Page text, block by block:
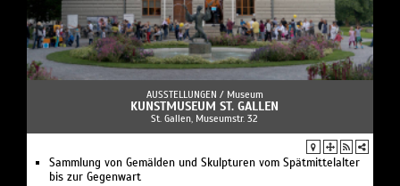
AUSSTELLUNGEN / Museum
KUNSTMUSEUM ST. GALLEN
St. Gallen, Museumstr. 32
Sammlung von Gemälden und Skulpturen vom Spätmittelalter
bis zur Gegenwart